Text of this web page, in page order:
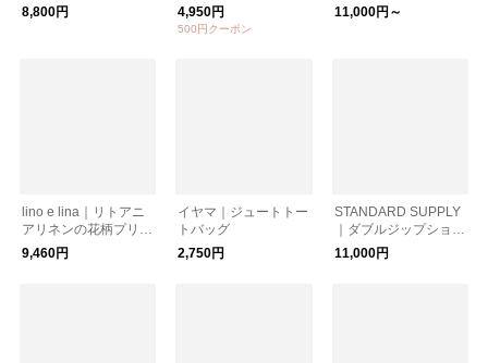
トール
8,800円
ックコットン】【ギフ
トおすすめ】【薄手】
4,950円
500円クーポン
ル(ブルー) ｜ 大判ボ
リューム 【ストー
11,000円～
lino e lina｜リトアニ
アリネンの花柄プリン
トショール・ストール
フロレゾン｜全2柄
9,460円
イヤマ｜ジュートトー
トバッグ
2,750円
STANDARD SUPPLY
｜ダブルジップショル
ダーM "SIMPLICITY "
W ZIP SHOULDER M
11,000円